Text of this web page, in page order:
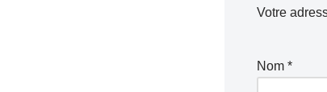
Votre
Nom *